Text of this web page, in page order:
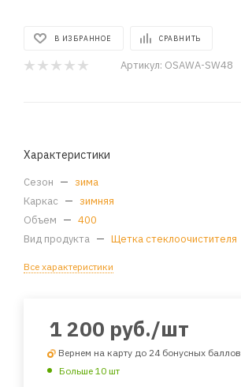
В ИЗБРАННОЕ СРАВНИТЬ
Артикул: OSAWA-SW48
Характеристики
Сезон — зима
Каркас — зимняя
Объем — 400
Вид продукта — Щетка стеклоочистителя
Все характеристики
1 200 руб./шт
Вернем на карту до 24 бонусных баллов
Больше 10 шт